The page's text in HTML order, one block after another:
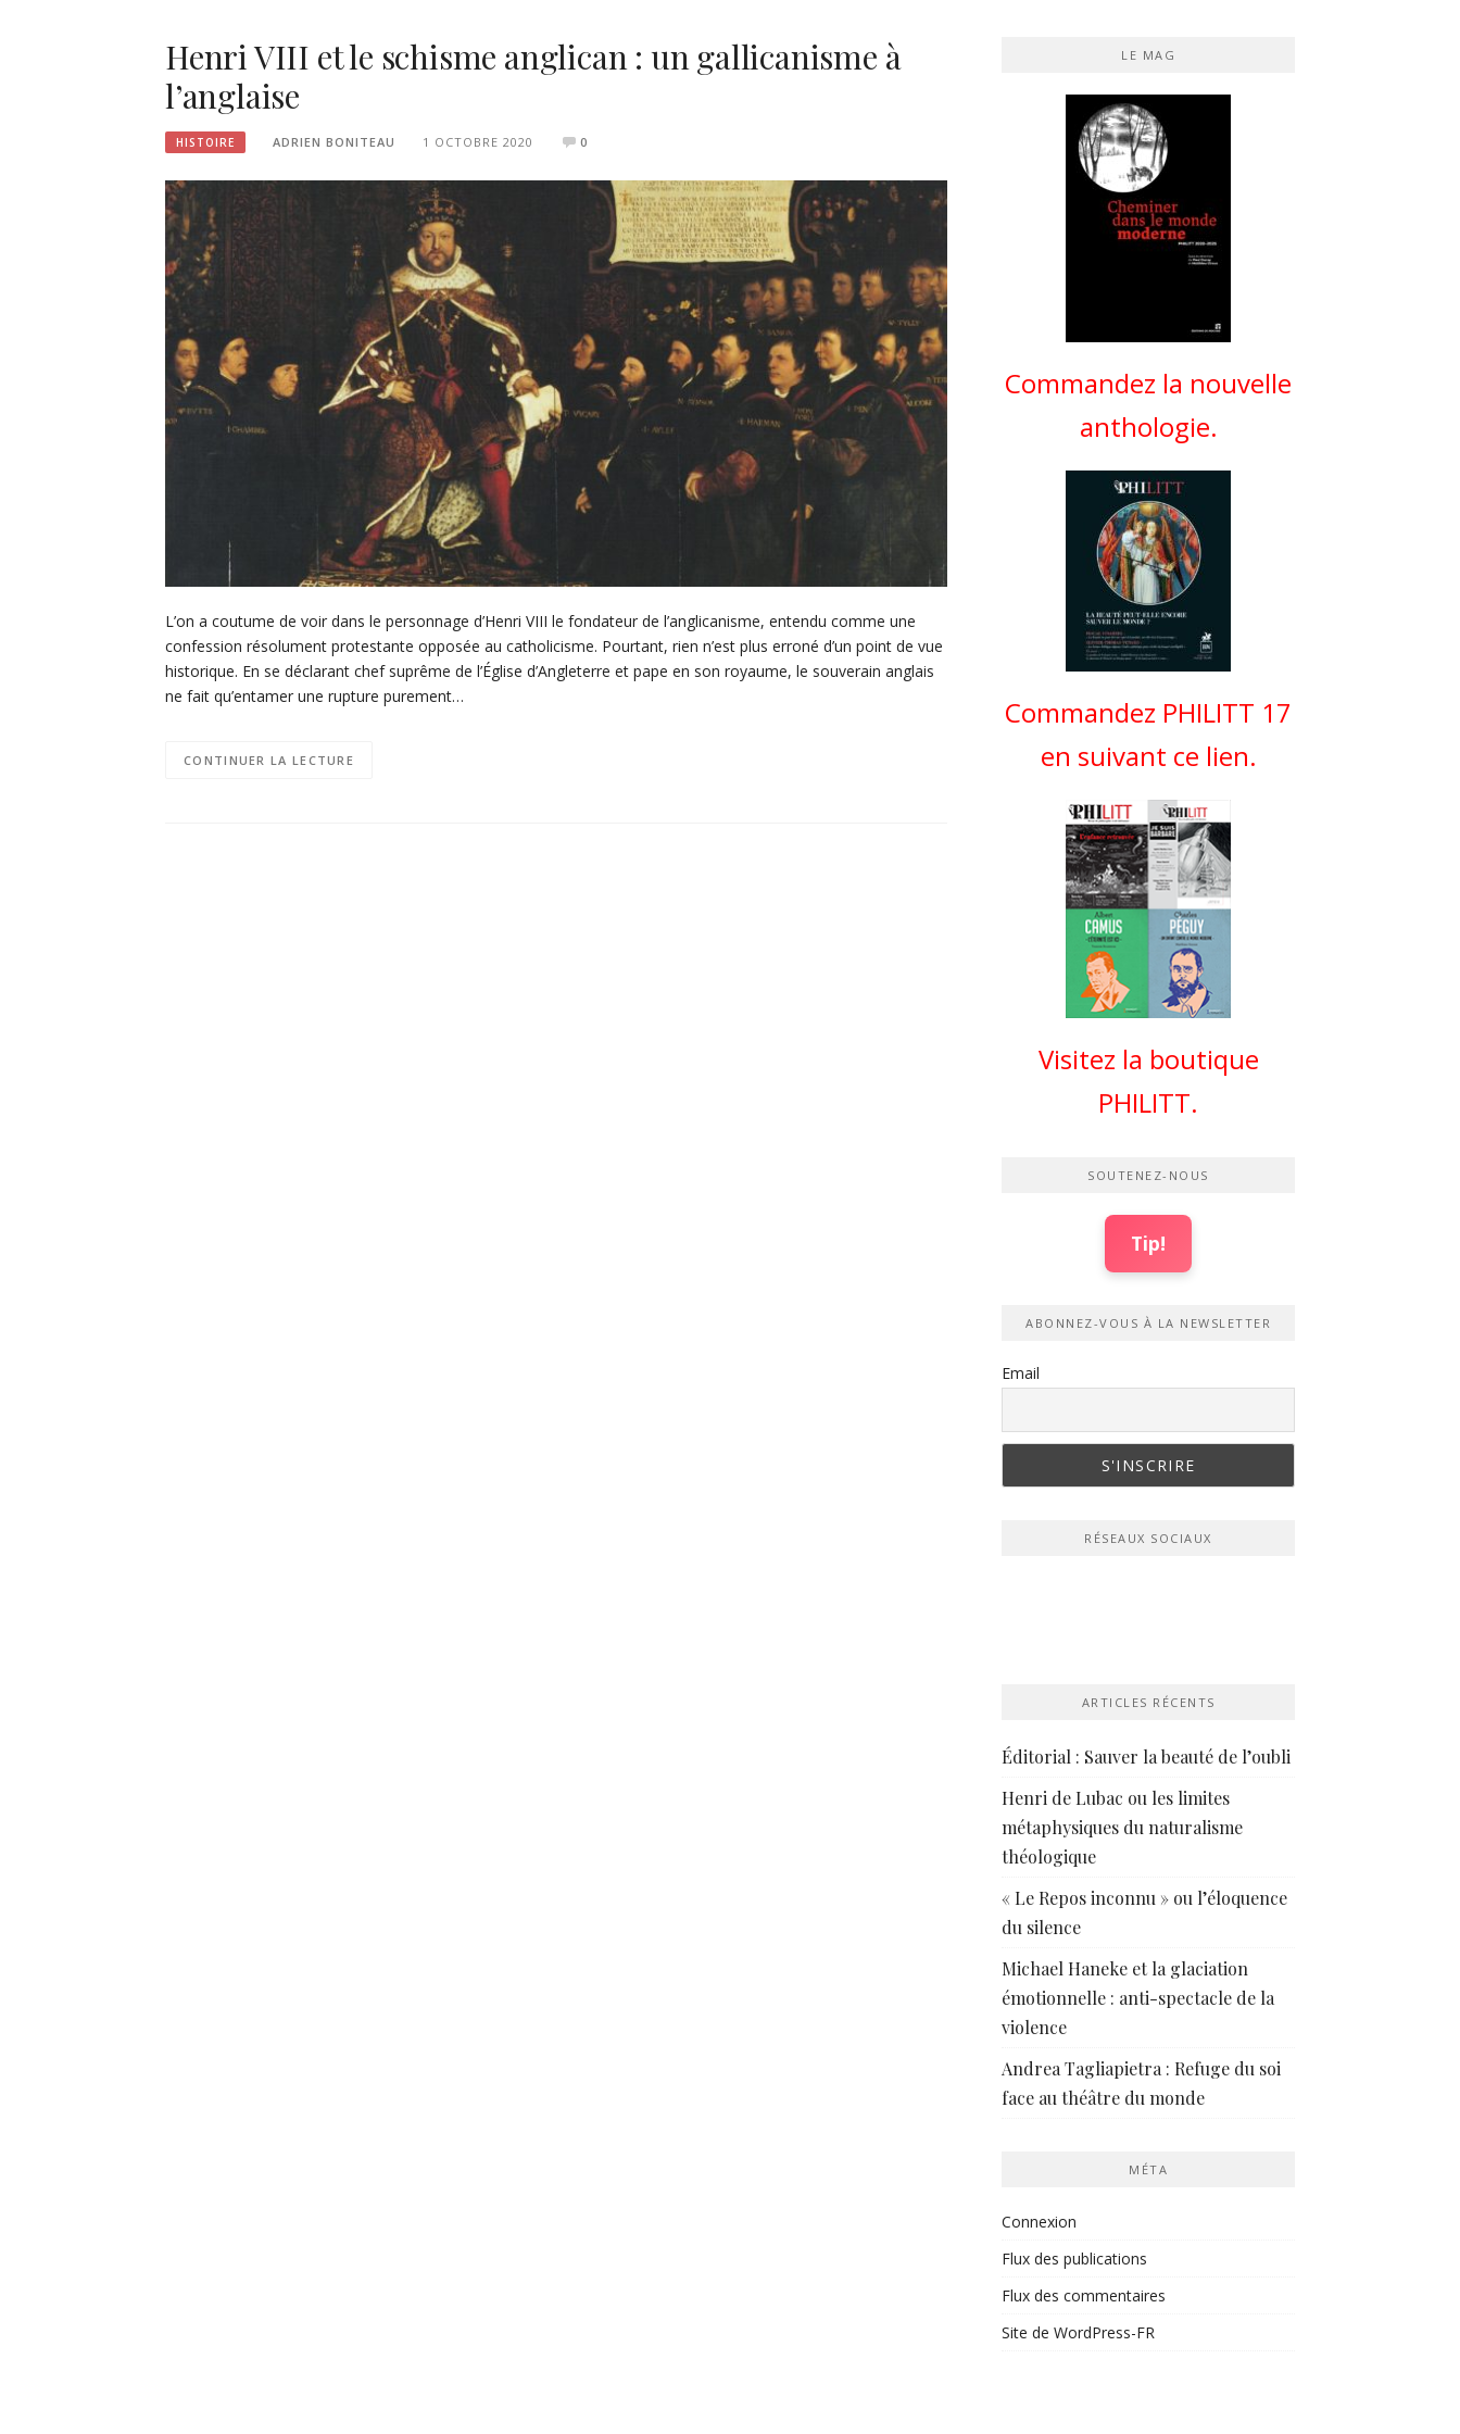
Henri VIII et le schisme anglican : un gallicanisme à
l’anglaise
HISTOIRE ADRIEN BONITEAU 1 OCTOBRE 2020 0
L’on a coutume de voir dans le personnage d’Henri VIII le fondateur de l’anglicanisme, entendu comme une
confession résolument protestante opposée au catholicisme. Pourtant, rien n’est plus erroné d’un point de vue
historique. En se déclarant chef suprême de l’Église d’Angleterre et pape en son royaume, le souverain anglais
ne fait qu’entamer une rupture purement…
CONTINUER LA LECTURE
LE MAG
Commandez la nouvelle
anthologie.
Commandez PHILITT 17
en suivant ce lien.
Visitez la boutique
PHILITT.
SOUTENEZ-NOUS
Tip!
ABONNEZ-VOUS À LA NEWSLETTER
Email
RÉSEAUX SOCIAUX
ARTICLES RÉCENTS
Éditorial : Sauver la beauté de l’oubli
Henri de Lubac ou les limites
métaphysiques du naturalisme
théologique
« Le Repos inconnu » ou l’éloquence
du silence
Michael Haneke et la glaciation
émotionnelle : anti-spectacle de la
violence
Andrea Tagliapietra : Refuge du soi
face au théâtre du monde
MÉTA
Connexion
Flux des publications
Flux des commentaires
Site de WordPress-FR